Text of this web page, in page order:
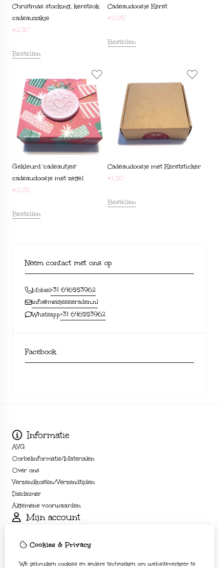
Christmas stocking, kerstsok
cadeauzakje
€2,50
Bestellen
Cadeaudoosje Kerst
€2,95
Bestellen
Gekleurd 'cadeautjes'
cadeaudoosje met zegel
€2,95
Bestellen
Cadeaudoosje met Kerststicker
€1,50
Bestellen
Neem contact met ons op
Mobiel+31 646553962
info@meisjessieraden.nl
Whatsapp+31 646553962
Facebook
Informatie
AVG
Oorbelinformatie/Materialen
Over ons
Verzendkosten/Verzendtijden
Disclaimer
Algemene voorwaarden
Mijn account
Bestelhistorie
Nieuwsbrief
Cookies & Privacy
We gebruiken cookies en andere technieken om websiteverkeer te